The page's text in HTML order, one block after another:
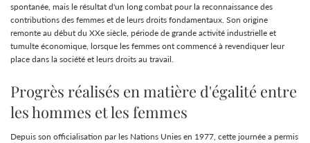
spontanée, mais le résultat d'un long combat pour la reconnaissance des
contributions des femmes et de leurs droits fondamentaux. Son origine
remonte au début du XXe siècle, période de grande activité industrielle et
tumulte économique, lorsque les femmes ont commencé à revendiquer leur
place dans la société et leurs droits au travail.
Progrès réalisés en matière d'égalité entre
les hommes et les femmes
Depuis son officialisation par les Nations Unies en 1977, cette journée a permis